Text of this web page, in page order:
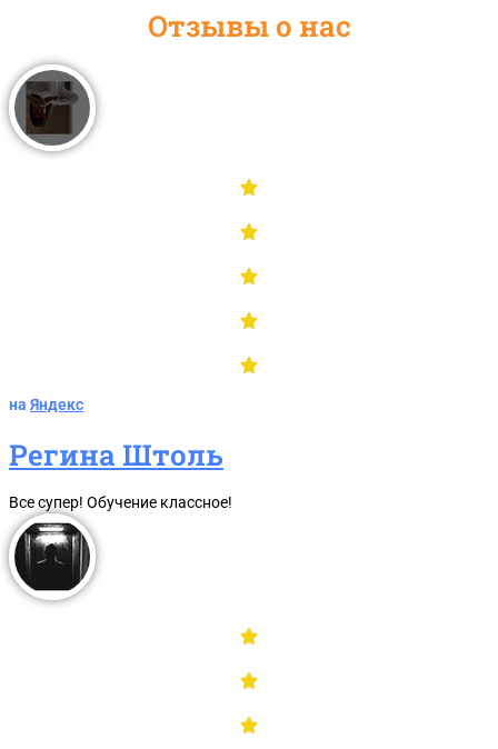
Отзывы о нас
на Яндекс
Регина Штоль
Все супер! Обучение классное!